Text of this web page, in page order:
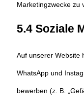
Marketingzwecke zu
5.4 Soziale
Auf unserer Website
WhatsApp und
bewerben (z. B.